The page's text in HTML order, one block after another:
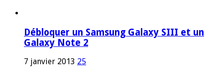
Débloquer un Samsung Galaxy SIII et un
Galaxy Note 2
7 janvier 2013 25